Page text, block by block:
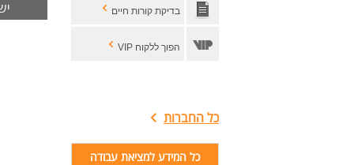
בדיקת קורות חיים
הפוך ללקוח VIP
כל החברות
כל המידע למציאת עבודה
-
-
ישנן -1 משרות